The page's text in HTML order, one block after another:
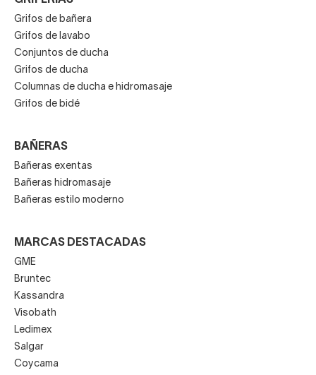
Grifos de bañera
Grifos de lavabo
Conjuntos de ducha
Grifos de ducha
Columnas de ducha e hidromasaje
Grifos de bidé
BAÑERAS
Bañeras exentas
Bañeras hidromasaje
Bañeras estilo moderno
MARCAS DESTACADAS
GME
Bruntec
Kassandra
Visobath
Ledimex
Salgar
Coycama